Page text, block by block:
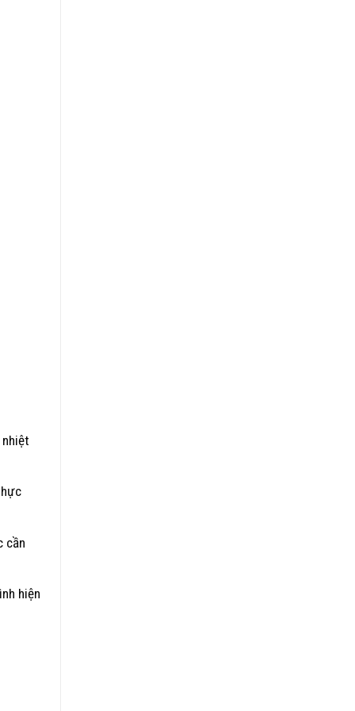
cần
hiện